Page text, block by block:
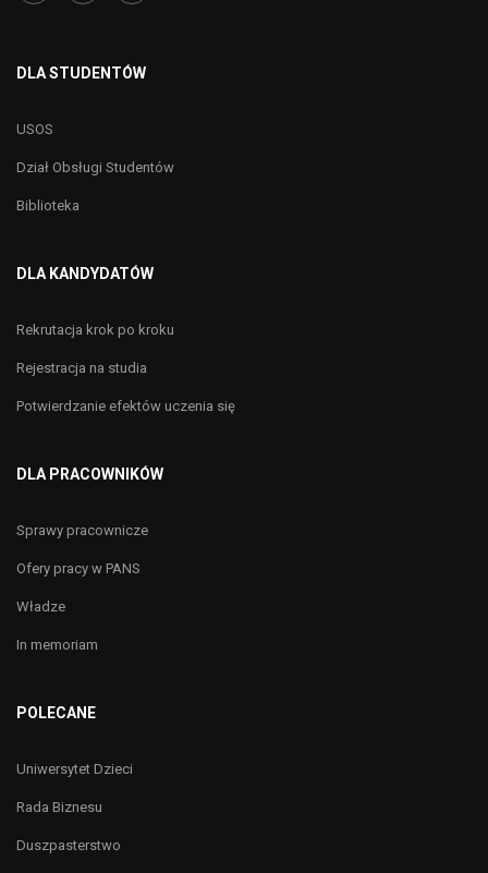
DLA STUDENTÓW
USOS
Dział Obsługi Studentów
Biblioteka
DLA KANDYDATÓW
Rekrutacja krok po kroku
Rejestracja na studia
Potwierdzanie efektów uczenia się
DLA PRACOWNIKÓW
Sprawy pracownicze
Ofery pracy w PANS
Władze
In memoriam
POLECANE
Uniwersytet Dzieci
Rada Biznesu
Duszpasterstwo